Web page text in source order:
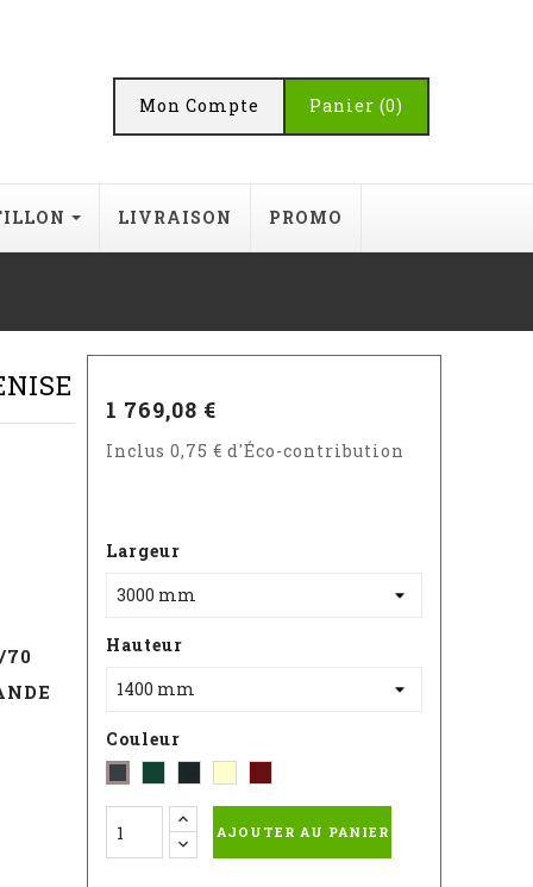
Panier (0)
Mon Compte
LIVRAISON PROMO
70
1 769,08 €
Inclus 0,75 € d'Éco-contribution
Largeur
Hauteur
Couleur
Gris
-
RAL
-
RAL
Sablé
-
RAL
-
RAL
AJOUTER AU PANIER